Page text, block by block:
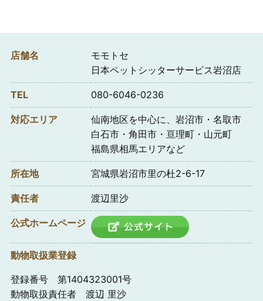
店舗名
モモトセ
日本ペットシッターサービス岩沼店
TEL 080-6046-0236
対応エリア
仙南地区を中心に、岩沼市・名取市
白石市・角田市・亘理町・山元町
福島県相馬エリアなど
所在地 宮城県岩沼市里の杜2-6-17
責任者 渡辺里沙
公式ホームページ
動物取扱業登録
登録番号 第1404323001号
動物取扱責任者 渡辺 里沙